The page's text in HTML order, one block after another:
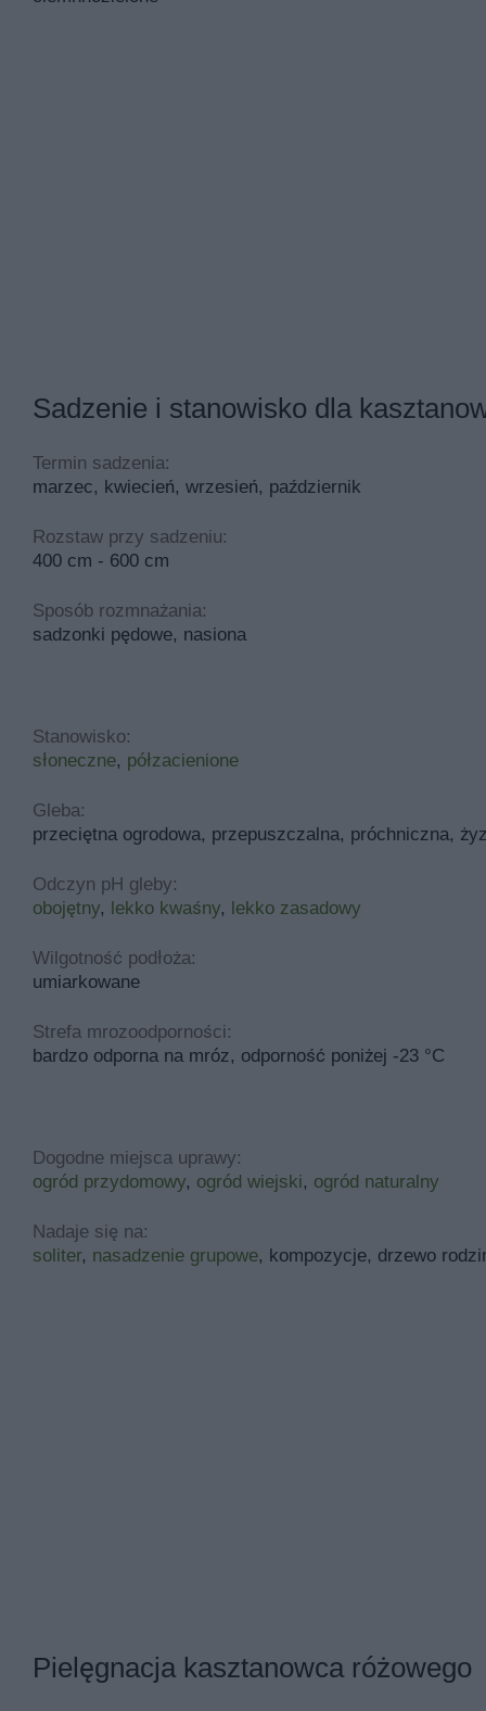
Sadzenie i stanowisko dla
Termin sadzenia:
marzec, kwiecień, wrzesień, październik
Rozstaw przy sadzeniu:
400 cm - 600 cm
Sposób rozmnażania:
sadzonki pędowe, nasiona
Stanowisko:
słoneczne, półzacienione
Gleba:
przeciętna ogrodowa, przepuszczalna, próchniczna,
Odczyn pH gleby:
obojętny, lekko kwaśny, lekko zasadowy
Wilgotność podłoża:
umiarkowane
Strefa mrozoodporności:
bardzo odporna na mróz, odporność poniżej -23 °C
Dogodne miejsca uprawy:
ogród przydomowy, ogród wiejski, ogród naturalny
Nadaje się na:
soliter, nasadzenie grupowe, kompozycje, drzewo
Pielęgnacja kasztanowca różowego